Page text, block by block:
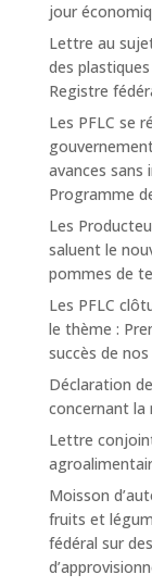
jour
Lettre au
des
Registre
Les PFLC se
avances sans
Programme
Les
saluent le
pommes de
Les PFLC
le thème :
succès de
Déclaration
concernant la
Lettre
Moisson
fruits et
fédéral sur